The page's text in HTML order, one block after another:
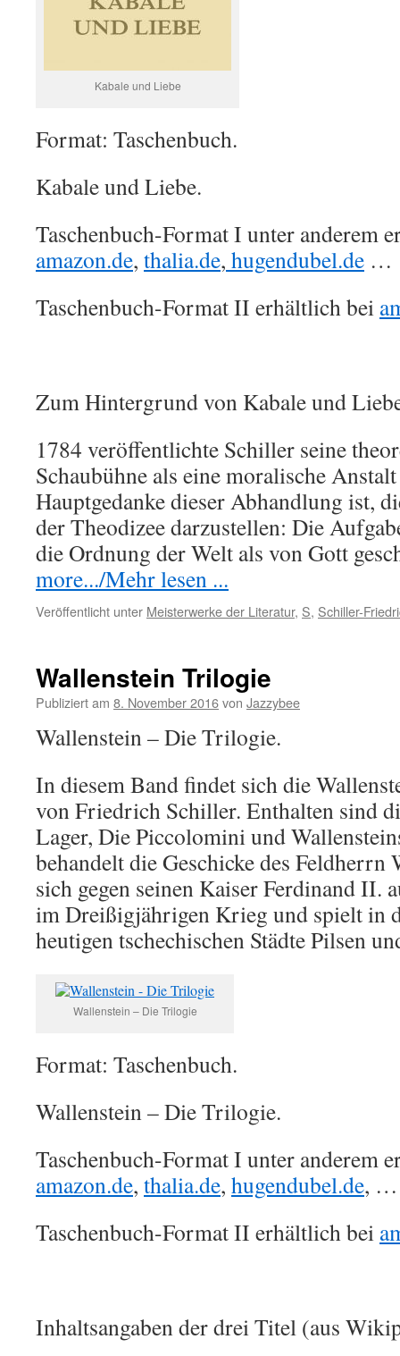
Kabale und Liebe
Format: Taschenbuch.
Kabale und Liebe.
Taschenbuch-Format I unter anderem
amazon.de, thalia.de, hugendubel.de …
Taschenbuch-Format II erhältlich bei
Zum Hintergrund von Kabale und
1784 veröffentlichte Schiller seine
Schaubühne als eine moralische
Hauptgedanke dieser Abhandlung ist,
der Theodizee darzustellen: Die
die Ordnung der Welt als von Gott
more.../Mehr lesen ...
Veröffentlicht unter Meisterwerke der Literatur, S, Schiller-
Wallenstein Trilogie
Publiziert am 8. November 2016von Jazzybee
Wallenstein – Die Trilogie.
In diesem Band findet sich die
von Friedrich Schiller. Enthalten sind
Lager, Die Piccolomini und
behandelt die Geschicke des Feldherrn
sich gegen seinen Kaiser Ferdinand II.
im Dreißigjährigen Krieg und spielt in
heutigen tschechischen Städte Pilsen
Wallenstein – Die Trilogie
Format: Taschenbuch.
Wallenstein – Die Trilogie.
Taschenbuch-Format I unter anderem
amazon.de, thalia.de, hugendubel.de, …
Taschenbuch-Format II erhältlich bei
Inhaltsangaben der drei Titel (aus